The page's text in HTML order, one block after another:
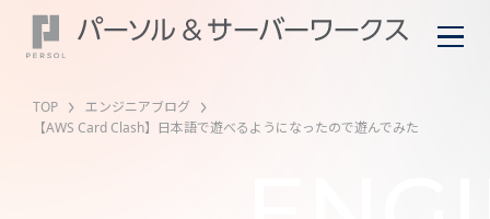
TOP
エンジニアブログ
【AWS Card Clash】日本語で遊べるようになったので遊んでみた